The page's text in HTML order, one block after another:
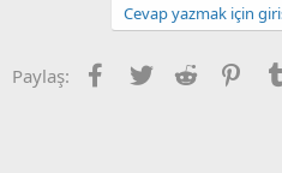
Cevap yazmak için
Paylaş: Facebook
Twitter Reddit